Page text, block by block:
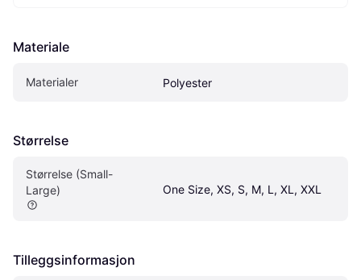
Materiale
Materialer Polyester
Størrelse
Størrelse (Small-
Large)
One Size, XS, S, M, L, XL, XXL
Tilleggsinformasjon